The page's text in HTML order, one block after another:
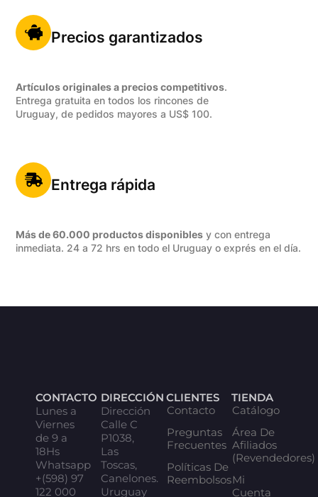
Precios garantizados
Artículos originales a precios competitivos.
Entrega gratuita en todos los rincones de
Uruguay, de pedidos mayores a US$ 100.
Entrega rápida
Más de 60.000 productos disponibles y con entrega
inmediata. 24 a 72 hrs en todo el Uruguay o exprés en el día.
CONTACTO
Lunes a
Viernes
de 9 a
18Hs
Whatsapp
+(598) 97
122 000
DIRECCIÓN
Dirección
Calle C
P1038,
Las
Toscas,
Canelones.
Uruguay
CLIENTES
Contacto
Preguntas
Frecuentes
Políticas De
Reembolsos
TIENDA
Catálogo
Área De
Afiliados
(Revendedores)
Mi
Cuenta